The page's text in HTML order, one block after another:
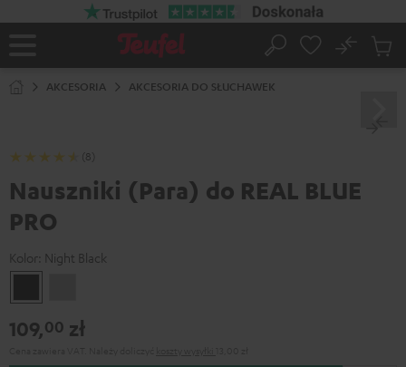
Strona
Szukaj
No
AKCESORIA AKCESORIA DO SŁUCHAWEK
(8)
Nauszniki (Para) do REAL BLUE
PRO
Kolor: Night Black
Black
109,00 zł